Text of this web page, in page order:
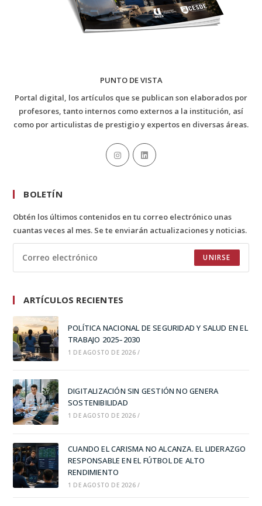
PUNTO DE VISTA
Portal digital, los artículos que se publican son elaborados por
profesores, tanto internos como externos a la institución, así
como por articulistas de prestigio y expertos en diversas áreas.
BOLETÍN
Obtén los últimos contenidos en tu correo electrónico unas
cuantas veces al mes. Se te enviarán actualizaciones y noticias.
UNIRSE
ARTÍCULOS RECIENTES
POLÍTICA NACIONAL DE SEGURIDAD Y SALUD EN EL
TRABAJO 2025–2030
1 DE AGOSTO DE 2026 /
DIGITALIZACIÓN SIN GESTIÓN NO GENERA
SOSTENIBILIDAD
1 DE AGOSTO DE 2026 /
CUANDO EL CARISMA NO ALCANZA. EL LIDERAZGO
RESPONSABLE EN EL FÚTBOL DE ALTO
RENDIMIENTO
1 DE AGOSTO DE 2026 /